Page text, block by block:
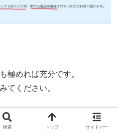
極めれば充分です。
てください。
ニュアル購入時7000円引き
検索 トップ サイドバー